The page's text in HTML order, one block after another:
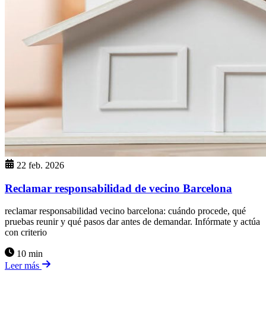
22 feb. 2026
Reclamar responsabilidad de vecino Barcelona
reclamar responsabilidad vecino barcelona: cuándo procede, qué
pruebas reunir y qué pasos dar antes de demandar. Infórmate y actúa
con criterio
10 min
Leer más